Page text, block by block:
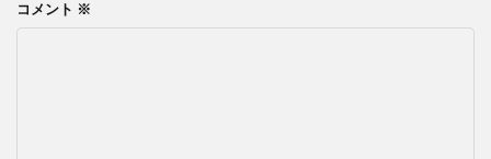
コメント ※